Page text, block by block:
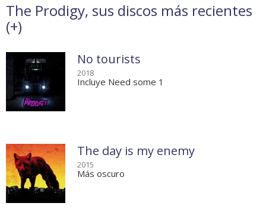
The Prodigy, sus discos más recientes
(+)
No tourists
2018
Incluye Need some 1
The day is my enemy
2015
Más oscuro